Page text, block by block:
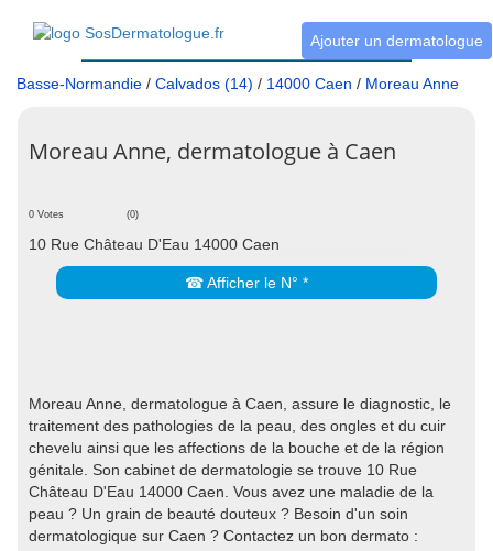
Ajouter un dermatologue
Basse-Normandie / Calvados (14) / 14000 Caen / Moreau Anne
Moreau Anne, dermatologue à Caen
0 Votes (0)
10 Rue Château D'Eau 14000 Caen
☎ Afficher le N° *
Moreau Anne, dermatologue à Caen, assure le diagnostic, le
traitement des pathologies de la peau, des ongles et du cuir
chevelu ainsi que les affections de la bouche et de la région
génitale. Son cabinet de dermatologie se trouve 10 Rue
Château D'Eau 14000 Caen. Vous avez une maladie de la
peau ? Un grain de beauté douteux ? Besoin d'un soin
dermatologique sur Caen ? Contactez un bon dermato :